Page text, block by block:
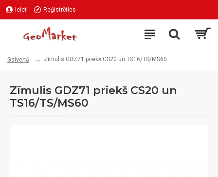
Ieiet Reģistrēties
Galvenā Zīmulis GDZ71 priekš CS20 un TS16/TS/MS60
Zīmulis GDZ71 priekš CS20 un
TS16/TS/MS60